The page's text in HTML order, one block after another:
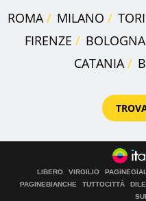
ROMA MILANO
FIRENZE
BOLOGNA
CATANIA
LIBERO VIRGILIO
PAGINEBIANCHE
TUTTOCITTÀ